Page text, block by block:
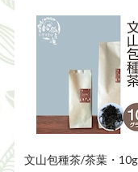
文山包種茶/茶葉・10g